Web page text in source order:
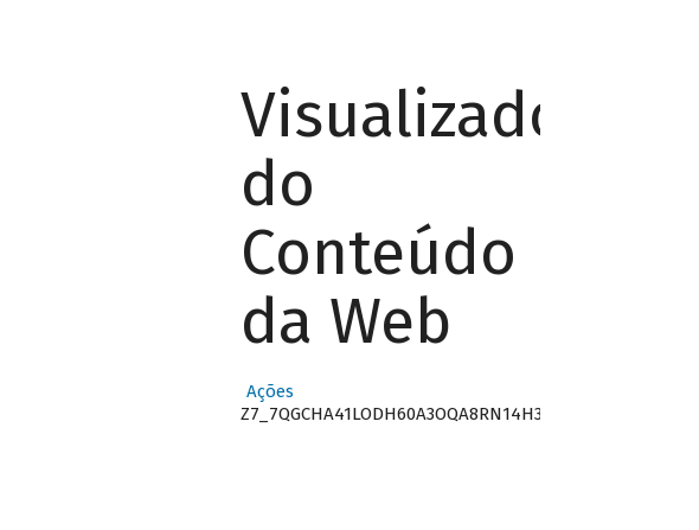
Visualizador
do
Conteúdo
da Web
Ações
Z7_7QGCHA41LODH60A3OQA8RN14H3